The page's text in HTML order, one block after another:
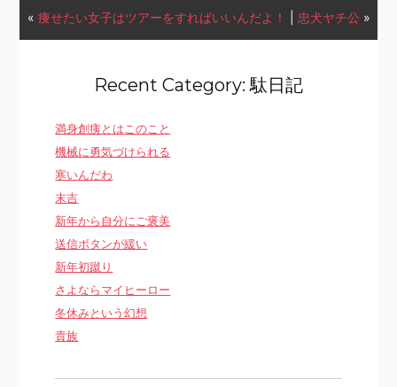
« 痩せたい女子はツアーをすればいいんだよ！ 忠犬ヤチ公»
Recent Category: 駄日記
満身創痍とはこのこと
機械に勇気づけられる
寒いんだわ
末吉
新年から自分にご褒美
送信ボタンが緩い
新年初蹴り
さよならマイヒーロー
冬休みという幻想
貴族